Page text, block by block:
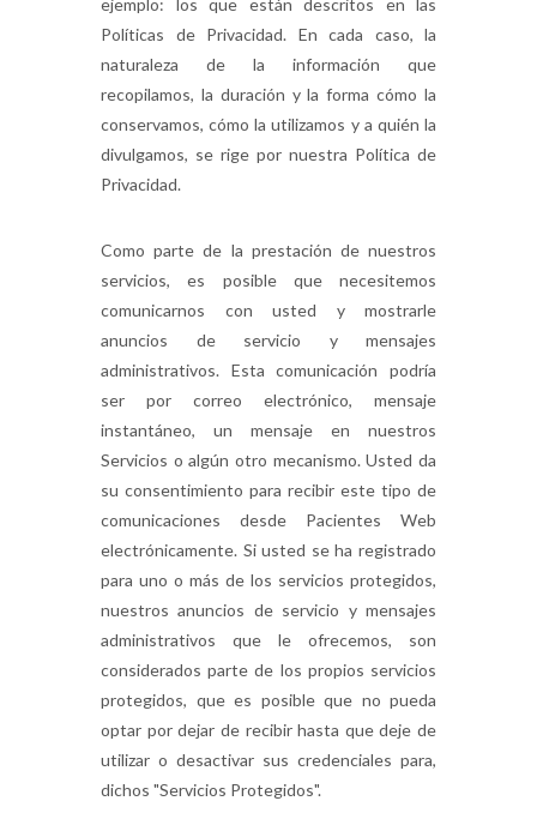
ejemplo: los que están descritos en las
Políticas de Privacidad. En cada caso, la
naturaleza de la información que
recopilamos, la duración y la forma cómo la
conservamos, cómo la utilizamos y a quién la
divulgamos, se rige por nuestra Política de
Privacidad.
Como parte de la prestación de nuestros
servicios, es posible que necesitemos
comunicarnos con usted y mostrarle
anuncios de servicio y mensajes
administrativos. Esta comunicación podría
ser por correo electrónico, mensaje
instantáneo, un mensaje en nuestros
Servicios o algún otro mecanismo. Usted da
su consentimiento para recibir este tipo de
comunicaciones desde Pacientes Web
electrónicamente. Si usted se ha registrado
para uno o más de los servicios protegidos,
nuestros anuncios de servicio y mensajes
administrativos que le ofrecemos, son
considerados parte de los propios servicios
protegidos, que es posible que no pueda
optar por dejar de recibir hasta que deje de
utilizar o desactivar sus credenciales para,
dichos "Servicios Protegidos".